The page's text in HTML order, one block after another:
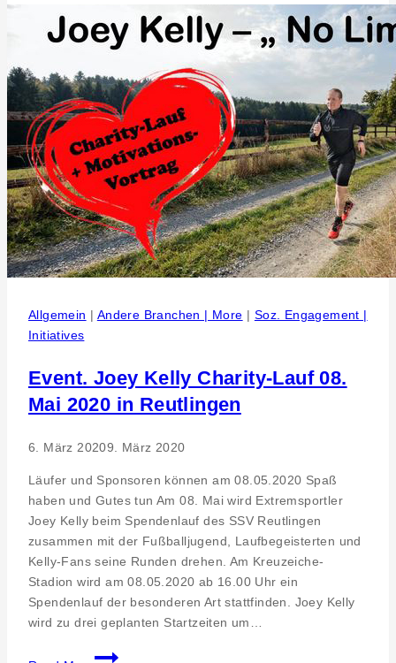
Familien-
und
Handwerkertag
am
Pfingstmontag
Allgemein | Andere Branchen | More | Soz. Engagement |
Initiatives
Event. Joey Kelly Charity-Lauf 08.
Mai 2020 in Reutlingen
6. März 20209. März 2020
Läufer und Sponsoren können am 08.05.2020 Spaß
haben und Gutes tun Am 08. Mai wird Extremsportler
Joey Kelly beim Spendenlauf des SSV Reutlingen
zusammen mit der Fußballjugend, Laufbegeisterten und
Kelly-Fans seine Runden drehen. Am Kreuzeiche-
Stadion wird am 08.05.2020 ab 16.00 Uhr ein
Spendenlauf der besonderen Art stattfinden. Joey Kelly
wird zu drei geplanten Startzeiten um…
Event.